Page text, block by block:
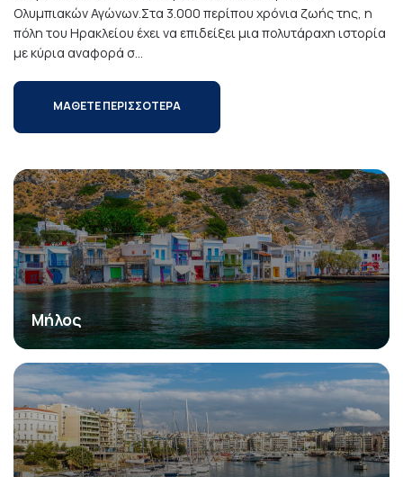
Ολυμπιακών Αγώνων.Στα 3.000 περίπου χρόνια ζωής της, η
πόλη του Ηρακλείου έχει να επιδείξει μια πολυτάραχη ιστορία
με κύρια αναφορά σ...
ΜΑΘΕΤΕ ΠΕΡΙΣΣΟΤΕΡΑ
Μήλος